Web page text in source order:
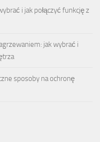
i jak połączyć funkcję z
jak wybrać i
sposoby na ochronę